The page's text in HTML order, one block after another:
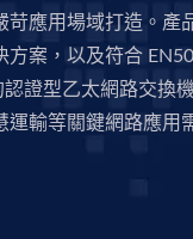
苛應用場域打造。產
方案，以及符合
證型乙太網路交換
運輸等關鍵網路應用